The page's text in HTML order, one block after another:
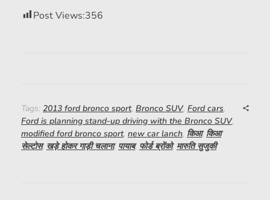
Post Views:356
Tags: 2013 ford bronco sport, Bronco SUV, Ford cars,
Ford is planning stand-up driving with the Bronco SUV,
modified ford bronco sport, new car lanch, किआ, किआ
सेल्टोस, खड़े होकर गाड़ी चलाना, पायाब, फोर्ड ब्रोंको, मारुति सुजुकी